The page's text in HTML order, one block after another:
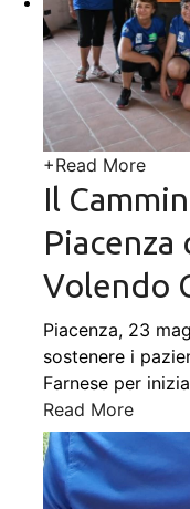
+Read More
Il
Piacenza
Volendo
Piacenza, 23
sostenere i
Farnese per
Read More